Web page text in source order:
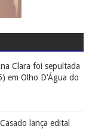
Clara foi sepultada
em Olho D'Água do
lança edital